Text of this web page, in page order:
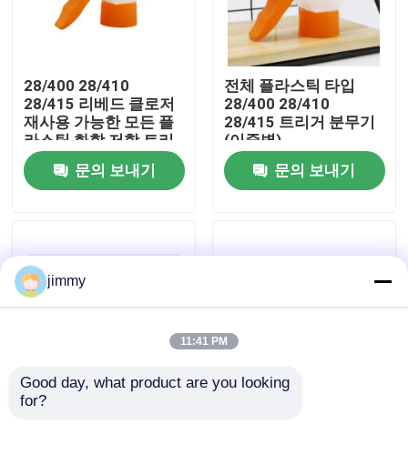
우리에 대하여
공장 여행
연락주세요
경우
28/400 28/410
28/415 리베드 클로저
재사용 가능한 모든 플
라스틱 화학 저항 트리
거 스프레이어
문의 보내기
전체 플라스틱 타입
28/400 28/410
28/415 트리거 분무기
(이중벽)
문의 보내기
28/410 플라스틱 트리
jimmy
11:41 PM
Good day, what product are you looking
for?